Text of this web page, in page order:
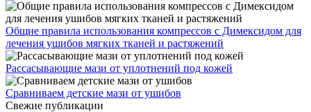
Общие правила использования компрессов с Димексидом для
лечения ушибов мягких тканей и растяжений
Рассасывающие мази от уплотнений под кожей
Сравниваем детские мази от ушибов
Свежие публикации